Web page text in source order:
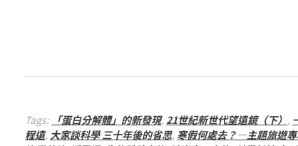
6
Tags: 「蛋白分解體」的新發現, 21世紀新世代望遠鏡（下） ,
程遠, 大家談科學 三十年後的省思, 寒假何處去？—主題旅遊